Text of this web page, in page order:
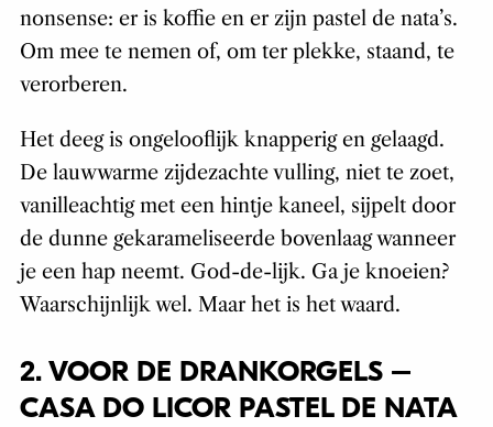
nonsense: er is koffie en er zijn pastel de nata’s.
Om mee te nemen of, om ter plekke, staand, te
verorberen.
Het deeg is ongelooflijk knapperig en gelaagd.
De lauwwarme zijdezachte vulling, niet te zoet,
vanilleachtig met een hintje kaneel, sijpelt door
de dunne gekarameliseerde bovenlaag wanneer
je een hap neemt. God-de-lijk. Ga je knoeien?
Waarschijnlijk wel. Maar het is het waard.
2. VOOR DE DRANKORGELS –
CASA DO LICOR PASTEL DE NATA